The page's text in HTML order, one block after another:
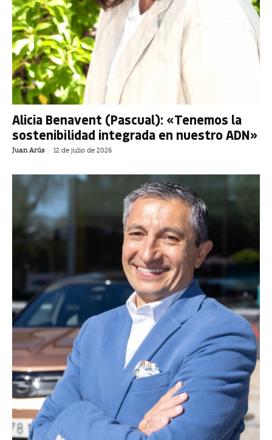
Alicia Benavent (Pascual): «Tenemos la
sostenibilidad integrada en nuestro ADN»
Juan Arús - 12 de julio de 2026